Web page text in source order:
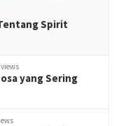
Spirit
views
yang Sering